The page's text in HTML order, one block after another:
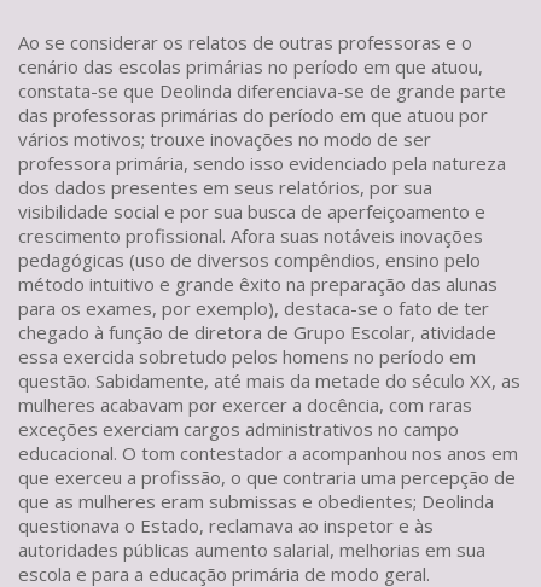
Ao se considerar os relatos de outras professoras e o
cenário das escolas primárias no período em que atuou,
constata-se que Deolinda diferenciava-se de grande parte
das professoras primárias do período em que atuou por
vários motivos; trouxe inovações no modo de ser
professora primária, sendo isso evidenciado pela natureza
dos dados presentes em seus relatórios, por sua
visibilidade social e por sua busca de aperfeiçoamento e
crescimento profissional. Afora suas notáveis inovações
pedagógicas (uso de diversos compêndios, ensino pelo
método intuitivo e grande êxito na preparação das alunas
para os exames, por exemplo), destaca-se o fato de ter
chegado à função de diretora de Grupo Escolar, atividade
essa exercida sobretudo pelos homens no período em
questão. Sabidamente, até mais da metade do século XX, as
mulheres acabavam por exercer a docência, com raras
exceções exerciam cargos administrativos no campo
educacional. O tom contestador a acompanhou nos anos em
que exerceu a profissão, o que contraria uma percepção de
que as mulheres eram submissas e obedientes; Deolinda
questionava o Estado, reclamava ao inspetor e às
autoridades públicas aumento salarial, melhorias em sua
escola e para a educação primária de modo geral.